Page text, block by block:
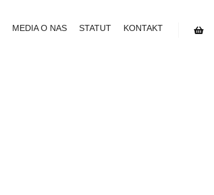
MEDIA O NAS STATUT KONTAKT